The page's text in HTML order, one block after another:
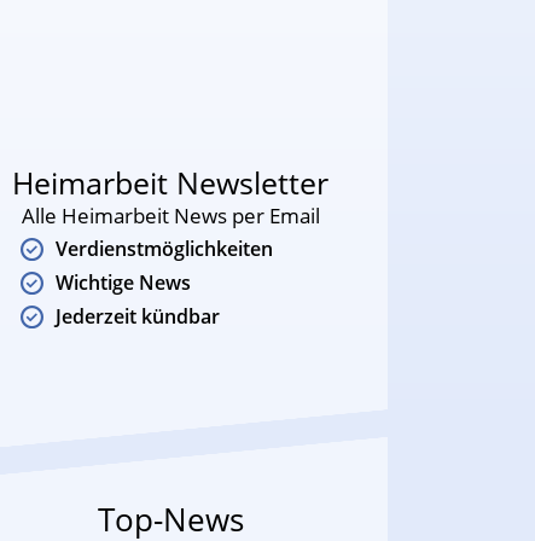
Heimarbeit Newsletter
Alle Heimarbeit News per Email
Verdienstmöglichkeiten
Wichtige News
Jederzeit kündbar
Top-News